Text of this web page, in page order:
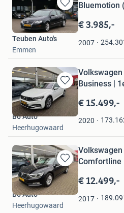
Bewaren
in
Mijn
Favorieten
Bluemotion
€ 3.985,-
2007
Teuben Auto's
Emmen
Bewaren
in
Mijn
Favorieten
Business |
€ 15.499,-
2020
B6 Auto
Heerhugowaard
Bewaren
in
Mijn
Favorieten
Comfortline
€ 12.499,-
2017
B6 Auto
Heerhugowaard